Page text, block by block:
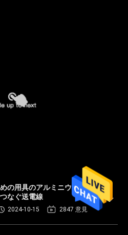
の用具のアルミニウム自己
なぐ送電線
2024-10-15 2847 意見